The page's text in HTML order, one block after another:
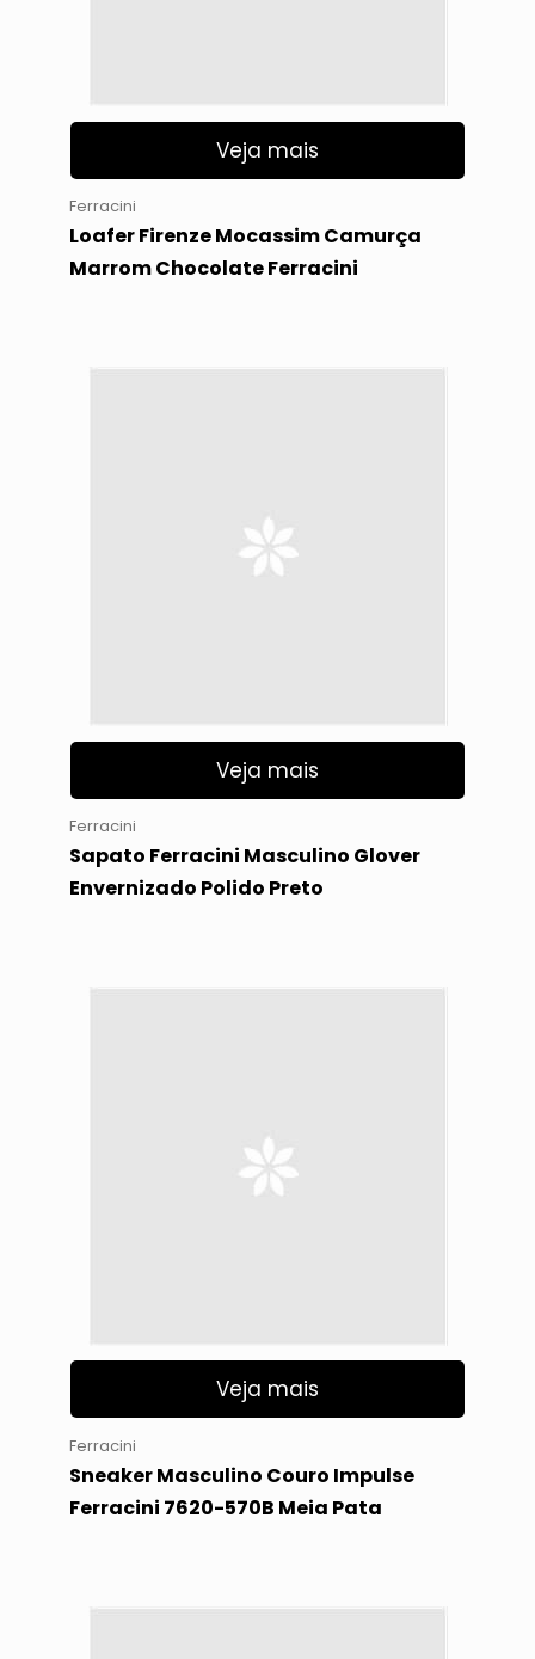
Veja mais
Ferracini
Loafer Firenze Mocassim Camurça
Marrom Chocolate Ferracini
Veja mais
Ferracini
Sapato Ferracini Masculino Glover
Envernizado Polido Preto
Veja mais
Ferracini
Sneaker Masculino Couro Impulse
Ferracini 7620-570B Meia Pata